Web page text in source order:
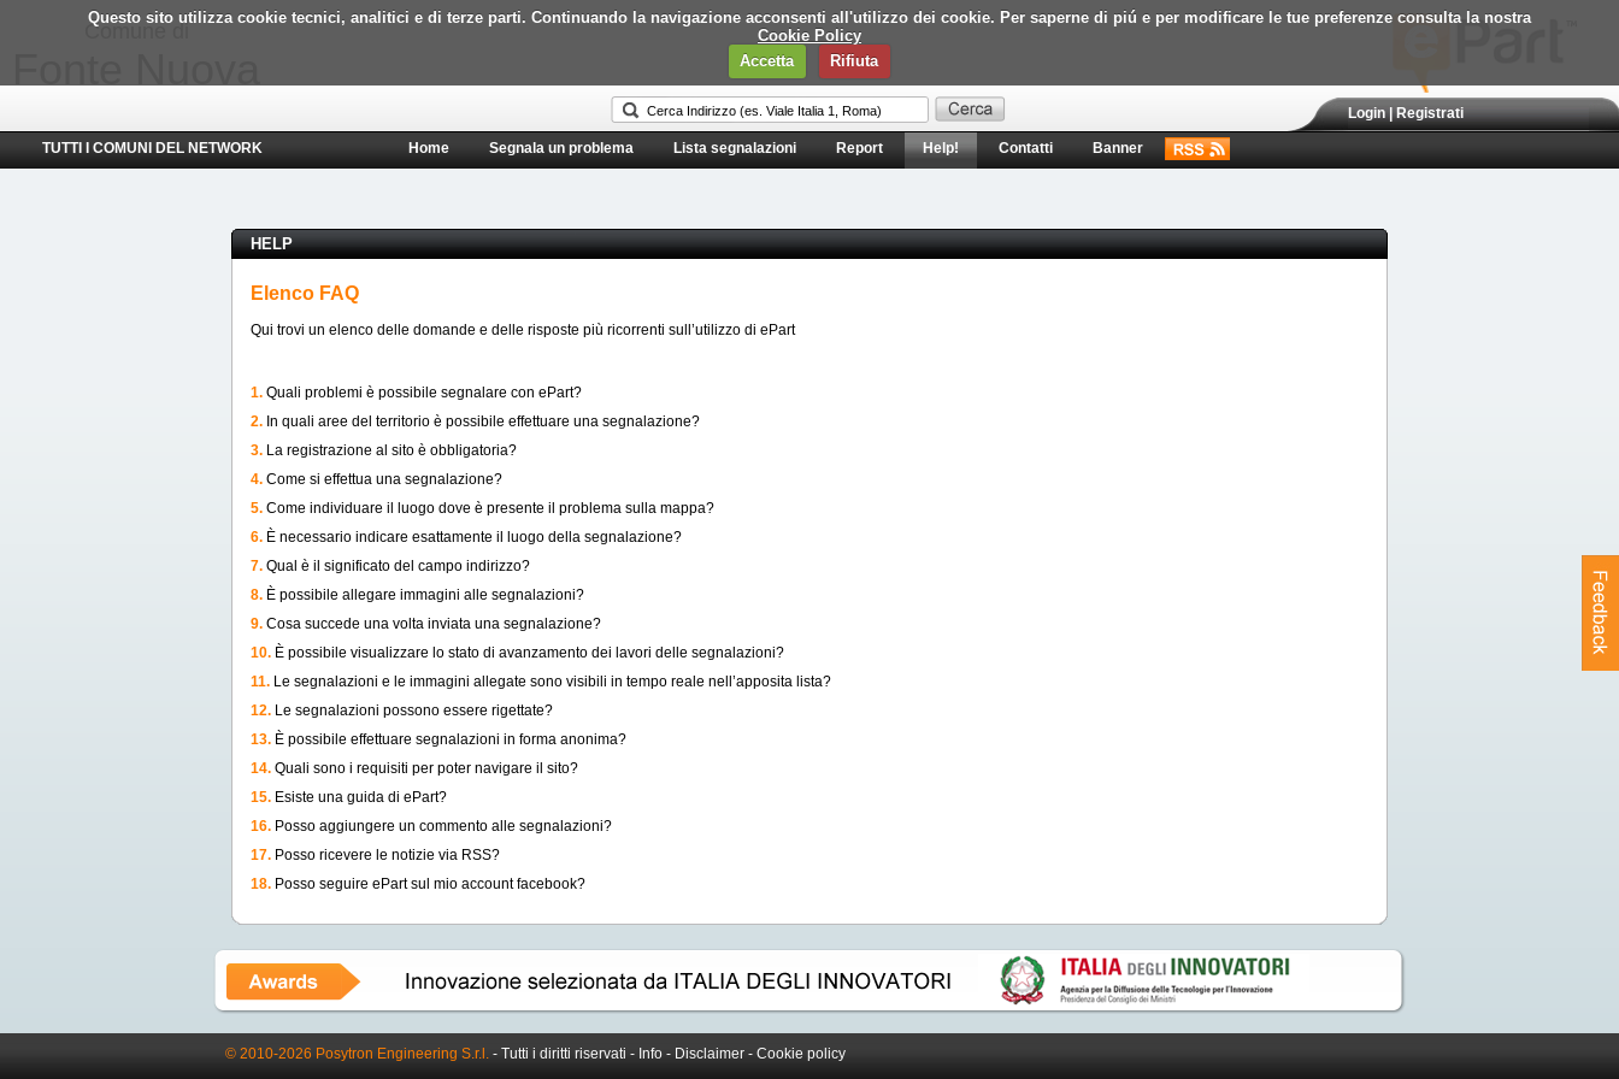
Questo sito utilizza cookie tecnici, analitici e di terze parti. Continuando la navigazione acconsenti all'utilizzo dei cookie. Per saperne di piú e per modificare le tue preferenze consulta la nostra
Cookie Policy
Accetta
Rifiuta
Comune di
Login|Registrati
TUTTI I COMUNI DEL NETWORK Home Segnala un problema Lista segnalazioni Report Help! Contatti Banner
HELP
Elenco FAQ
Qui trovi un elenco delle domande e delle risposte più ricorrenti sull’utilizzo di ePart
1. Quali problemi è possibile segnalare con ePart?
2. In quali aree del territorio è possibile effettuare una segnalazione?
3. La registrazione al sito è obbligatoria?
4. Come si effettua una segnalazione?
5. Come individuare il luogo dove è presente il problema sulla mappa?
6. È necessario indicare esattamente il luogo della segnalazione?
7. Qual è il significato del campo indirizzo?
8. È possibile allegare immagini alle segnalazioni?
9. Cosa succede una volta inviata una segnalazione?
10. È possibile visualizzare lo stato di avanzamento dei lavori delle segnalazioni?
11. Le segnalazioni e le immagini allegate sono visibili in tempo reale nell’apposita lista?
12. Le segnalazioni possono essere rigettate?
13. È possibile effettuare segnalazioni in forma anonima?
14. Quali sono i requisiti per poter navigare il sito?
15. Esiste una guida di ePart?
16. Posso aggiungere un commento alle segnalazioni?
17. Posso ricevere le notizie via RSS?
18. Posso seguire ePart sul mio account facebook?
© 2010-2026 Posytron Engineering S.r.l. - Tutti i diritti riservati - Info - Disclaimer - Cookie policy